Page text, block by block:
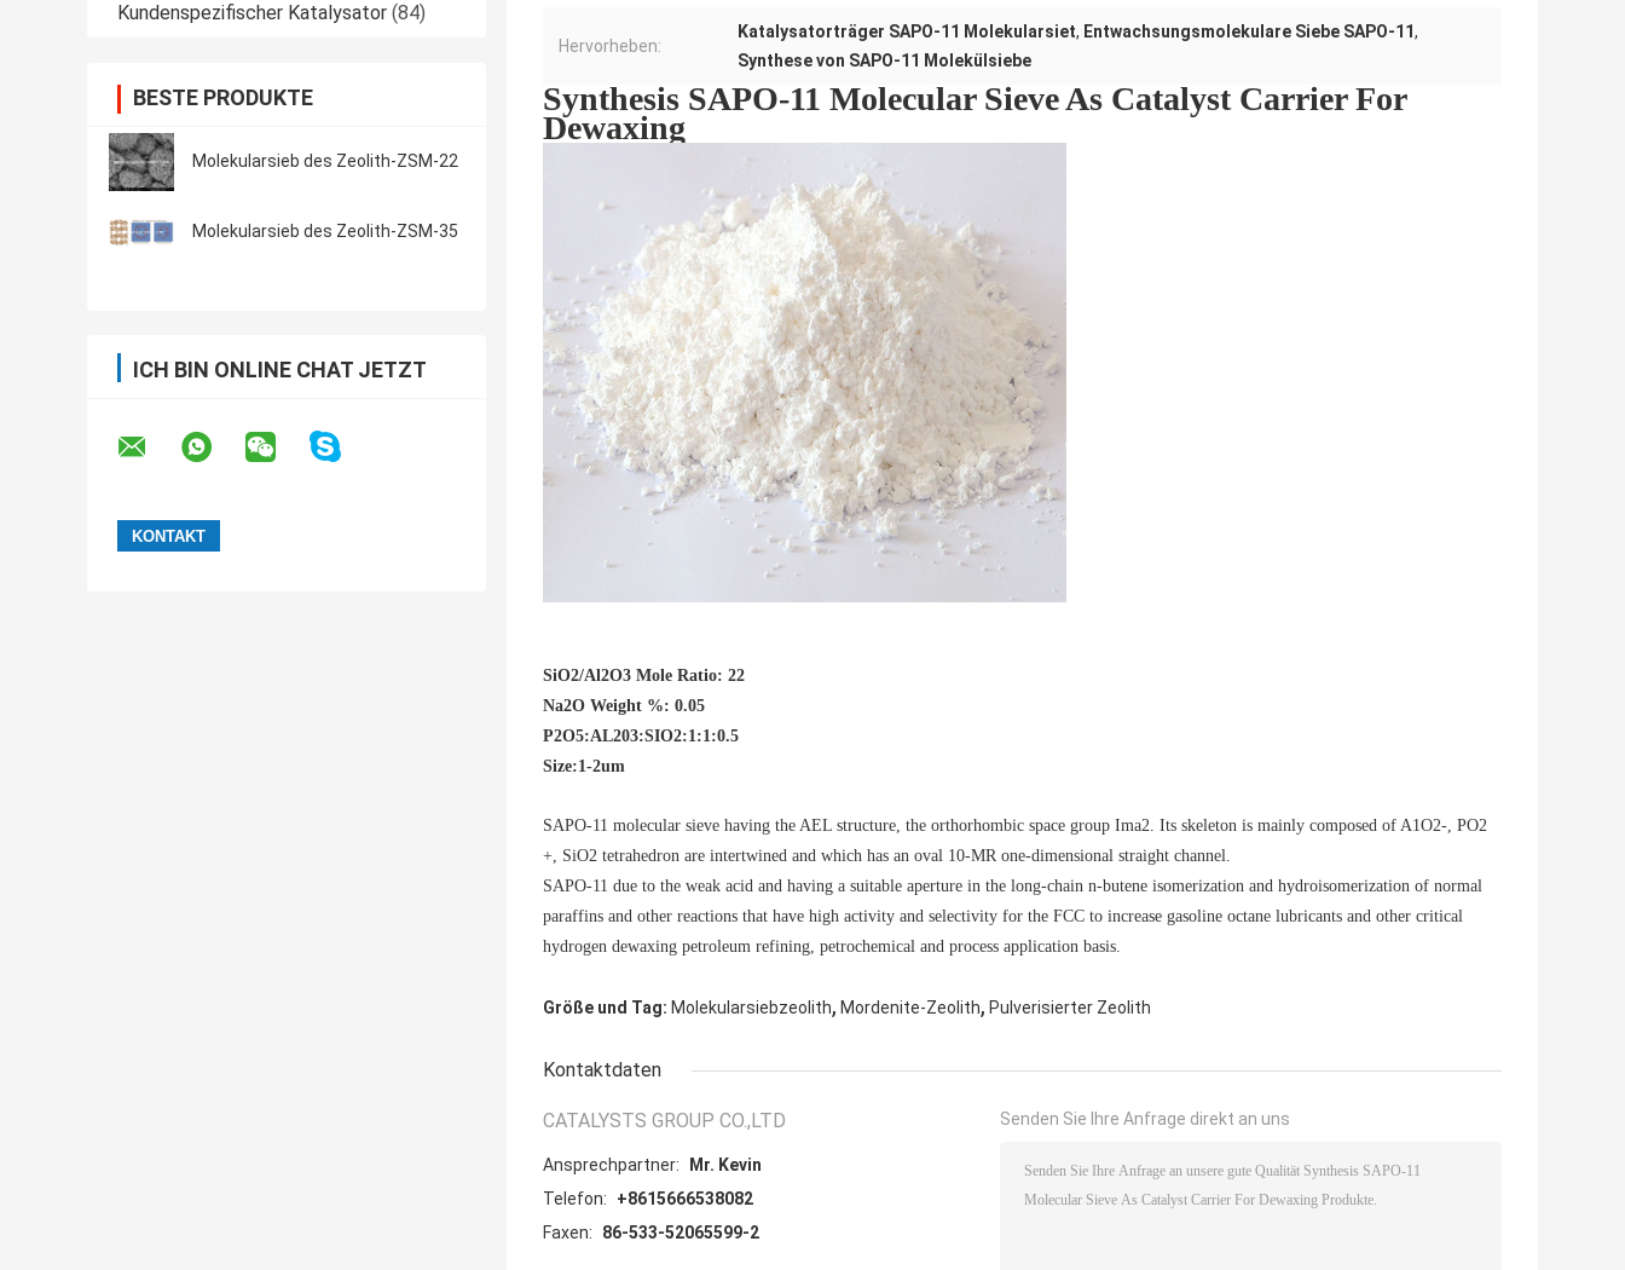
Kundenspezifischer Katalysator (84)
BESTE PRODUKTE
Molekularsieb des Zeolith-ZSM-22
Molekularsieb des Zeolith-ZSM-35
ICH BIN ONLINE CHAT JETZT
Hervorheben:
Katalysatorträger SAPO-11 Molekularsiet, Entwachsungsmolekulare Siebe SAPO-11,
Synthese von SAPO-11 Molekülsiebe
Synthesis SAPO-11 Molecular Sieve As Catalyst Carrier For
Dewaxing
SiO2/Al2O3 Mole Ratio: 22
Na2O Weight %: 0.05
P2O5:AL203:SIO2:1:1:0.5
Size:1-2um
SAPO-11 molecular sieve having the AEL structure, the orthorhombic space group Ima2. Its skeleton is mainly composed of A1O2-, PO2
+, SiO2 tetrahedron are intertwined and which has an oval 10-MR one-dimensional straight channel.
SAPO-11 due to the weak acid and having a suitable aperture in the long-chain n-butene isomerization and hydroisomerization of normal
paraffins and other reactions that have high activity and selectivity for the FCC to increase gasoline octane lubricants and other critical
hydrogen dewaxing petroleum refining, petrochemical and process application basis.
Größe und Tag: Molekularsiebzeolith, Mordenite-Zeolith, Pulverisierter Zeolith
Kontaktdaten
CATALYSTS GROUP CO.,LTD
Ansprechpartner:
Mr. Kevin
Telefon:
+8615666538082
Faxen:
86-533-52065599-2
Senden Sie Ihre Anfrage direkt an uns